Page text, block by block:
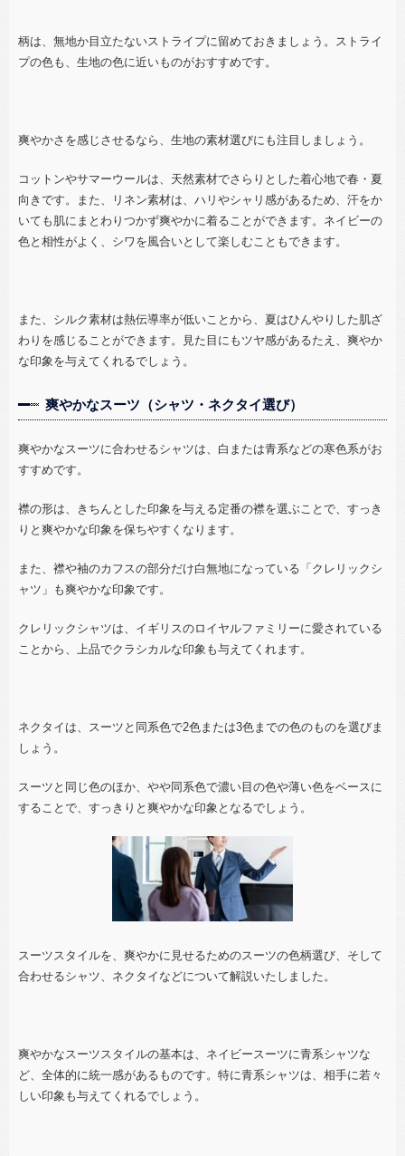
柄は、無地か目立たないストライプに留めておきましょう。ストライ
プの色も、生地の色に近いものがおすすめです。
爽やかさを感じさせるなら、生地の素材選びにも注目しましょう。
コットンやサマーウールは、天然素材でさらりとした着心地で春・夏
向きです。また、リネン素材は、ハリやシャリ感があるため、汗をか
いても肌にまとわりつかず爽やかに着ることができます。ネイビーの
色と相性がよく、シワを風合いとして楽しむこともできます。
また、シルク素材は熱伝導率が低いことから、夏はひんやりした肌ざ
わりを感じることができます。見た目にもツヤ感があるたえ、爽やか
な印象を与えてくれるでしょう。
爽やかなスーツ（シャツ・ネクタイ選び）
爽やかなスーツに合わせるシャツは、白または青系などの寒色系がお
すすめです。
襟の形は、きちんとした印象を与える定番の襟を選ぶことで、すっき
りと爽やかな印象を保ちやすくなります。
また、襟や袖のカフスの部分だけ白無地になっている「クレリックシ
ャツ」も爽やかな印象です。
クレリックシャツは、イギリスのロイヤルファミリーに愛されている
ことから、上品でクラシカルな印象も与えてくれます。
ネクタイは、スーツと同系色で2色または3色までの色のものを選びま
しょう。
スーツと同じ色のほか、やや同系色で濃い目の色や薄い色をベースに
することで、すっきりと爽やかな印象となるでしょう。
スーツスタイルを、爽やかに見せるためのスーツの色柄選び、そして
合わせるシャツ、ネクタイなどについて解説いたしました。
爽やかなスーツスタイルの基本は、ネイビースーツに青系シャツな
ど、全体的に統一感があるものです。特に青系シャツは、相手に若々
しい印象も与えてくれるでしょう。